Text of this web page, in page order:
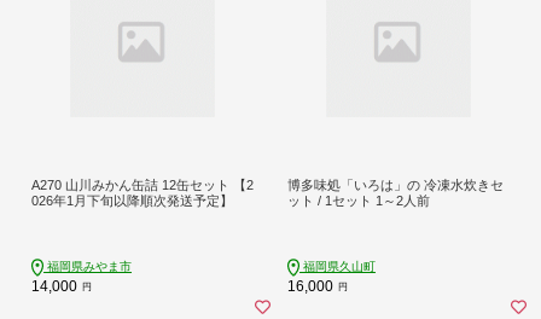
A270 山川みかん缶詰 12缶セット 【2
026年1月下旬以降順次発送予定】
福岡県みやま市
14,000 円
博多味処「いろは」の 冷凍水炊きセ
ット / 1セット 1～2人前
福岡県久山町
16,000 円